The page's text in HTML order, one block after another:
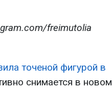
freimutolia
точеной фигурой в
снимается в новом